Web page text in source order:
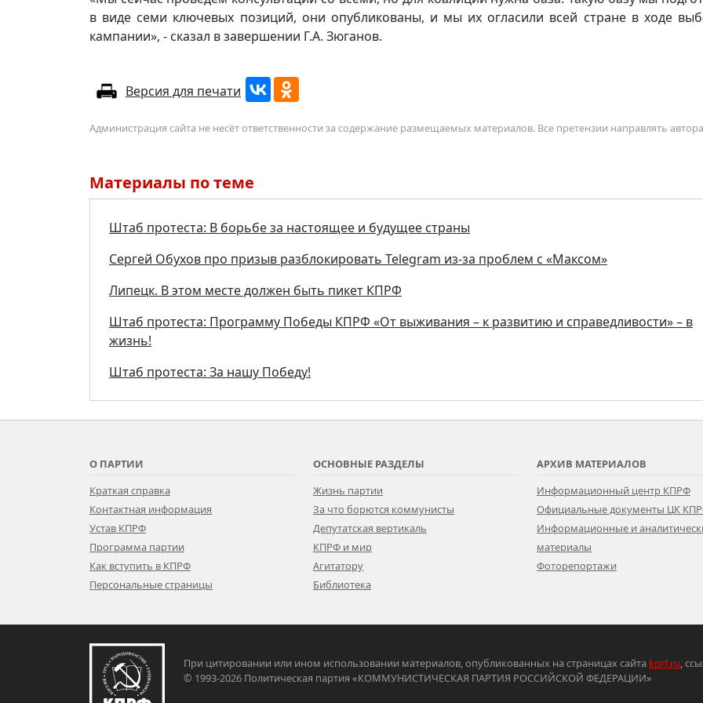
в виде семи ключевых позиций, они опубликованы, и мы их огласили всей стране в ходе
кампании», - сказал в завершении Г.А. Зюганов.
Версия для печати
Администрация сайта не несёт ответственности за содержание размещаемых материалов. Все претензии направлять
Материалы по теме
Штаб протеста: В борьбе за настоящее и будущее страны
Сергей Обухов про призыв разблокировать Telegram из-за проблем с «Максом»
Липецк. В этом месте должен быть пикет КПРФ
Штаб протеста: Программу Победы КПРФ «От выживания – к развитию и справедливости» – в
жизнь!
Штаб протеста: За нашу Победу!
О ПАРТИИ
Краткая справка
Контактная информация
Устав КПРФ
Программа партии
Как вступить в КПРФ
Персональные страницы
ОСНОВНЫЕ РАЗДЕЛЫ
Жизнь партии
За что борются коммунисты
Депутатская вертикаль
КПРФ и мир
Агитатору
Библиотека
АРХИВ МАТЕРИАЛОВ
Информационный центр КПРФ
Официальные документы ЦК
Информационные и
материалы
Фоторепортажи
При цитировании или ином использовании материалов, опубликованных на страницах сайта kprf.ru,
© 1993-2026 Политическая партия «КОММУНИСТИЧЕСКАЯ ПАРТИЯ РОССИЙСКОЙ ФЕДЕРАЦИИ»